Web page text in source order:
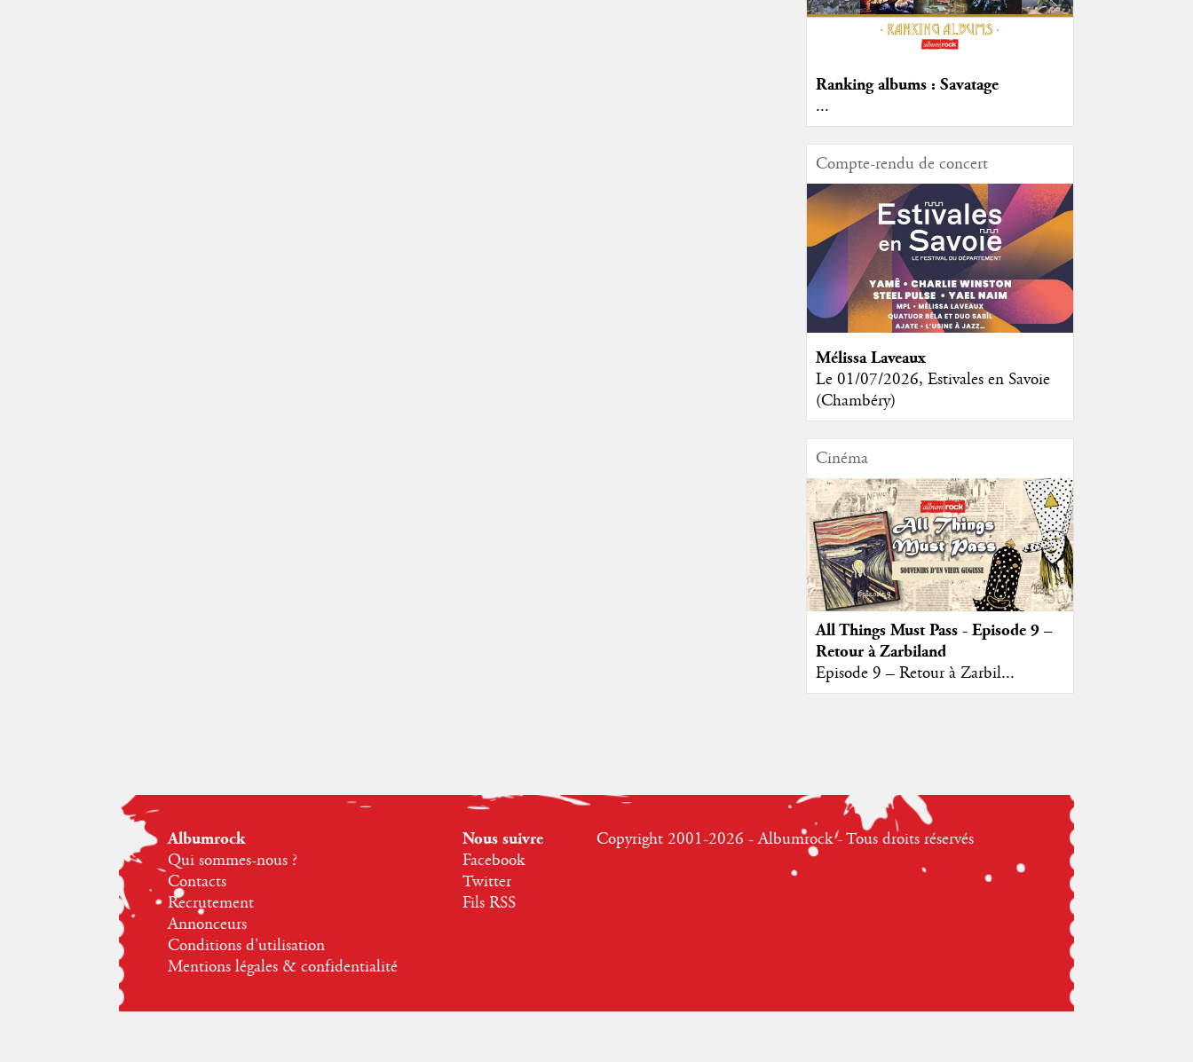
Ranking albums : Savatage
...
Compte-rendu de concert
Mélissa Laveaux
Le 01/07/2026, Estivales en Savoie
(Chambéry)
Cinéma
All Things Must Pass - Episode 9 –
Retour à Zarbiland
Episode 9 – Retour à Zarbil...
Albumrock
Qui sommes-nous ?
Contacts
Recrutement
Annonceurs
Conditions d'utilisation
Mentions légales & confidentialité
Nous suivre
Facebook
Twitter
Fils RSS
Copyright 2001-2026 - Albumrock - Tous droits réservés